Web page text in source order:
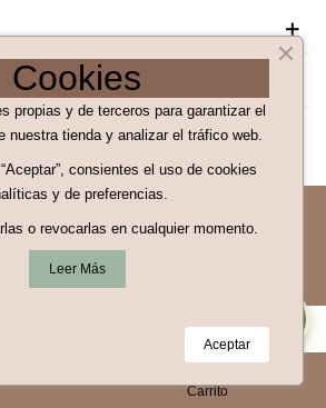
👩‍⚕️
¡Hola! Soy Bea 👋
tu asistente de compra ¿En
qué puedo ayudarte?
SOCIALES
™. Todos los derechos
reservados
Carrito
Cookies
propias y de terceros para garantizar el
nuestra tienda y analizar el tráfico web.
consientes el uso de cookies
y de preferencias.
o revocarlas en cualquier momento.
Leer Más
Aceptar